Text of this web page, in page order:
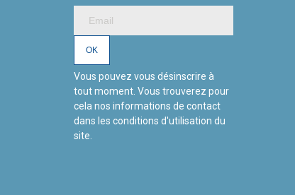
Vous pouvez vous désinscrire à
tout moment. Vous trouverez pour
cela nos informations de contact
dans les conditions d'utilisation du
site.